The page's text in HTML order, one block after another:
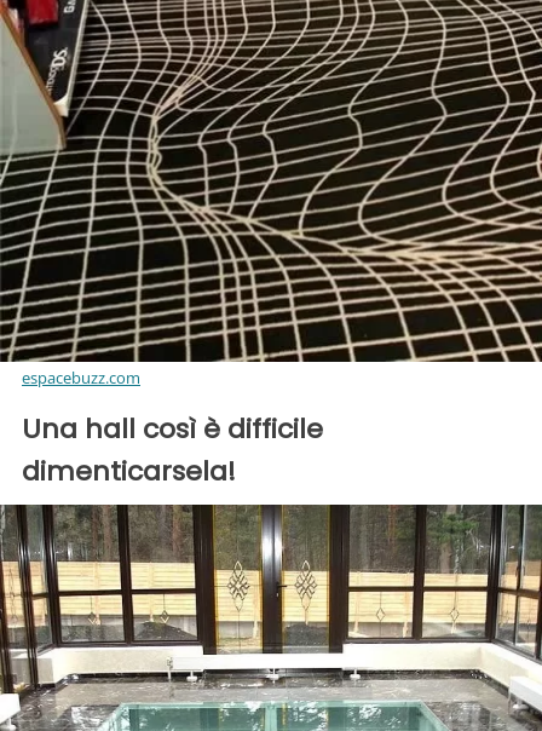
espacebuzz.com
Una hall così è difficile
dimenticarsela!